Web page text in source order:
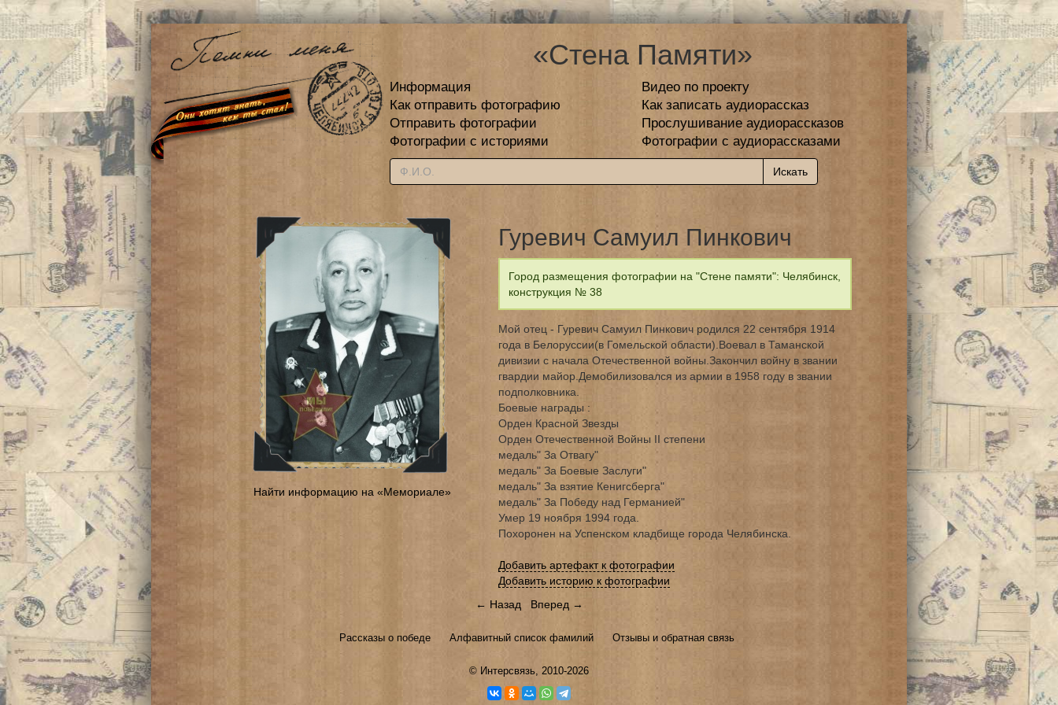
«Стена Памяти»
Информация
Видео по проекту
Как отправить фотографию
Как записать аудиорассказ
Отправить фотографии
Прослушивание аудиорассказов
Фотографии с историями
Фотографии с аудиорассказами
Найти информацию на «Мемориале»
Гуревич Самуил Пинкович
Город размещения фотографии на "Стене памяти": Челябинск,
конструкция № 38
Мой отец - Гуревич Самуил Пинкович родился 22 сентября 1914
года в Белоруссии(в Гомельской области).Воевал в Таманской
дивизии с начала Отечественной войны.Закончил войну в звании
гвардии майор.Демобилизовался из армии в 1958 году в звании
подполковника.
Боевые награды :
Орден Красной Звезды
Орден Отечественной Войны II степени
медаль" За Отвагу"
медаль" За Боевые Заслуги"
медаль" За взятие Кенигсберга"
медаль" За Победу над Германией"
Умер 19 ноября 1994 года.
Похоронен на Успенском кладбище города Челябинска.
Добавить артефакт к фотографии
Добавить историю к фотографии
← Назад
Вперед →
Рассказы о победе Алфавитный список фамилий Отзывы и обратная связь
© Интерсвязь, 2010-2026